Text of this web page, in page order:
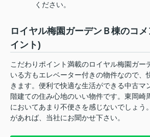
ください。
ロイヤル梅園ガーデンＢ棟のコ
イント)
こだわりポイント満載のロイヤル梅園ガー
いる方もエレベーター付きの物件なので、
きます。便利で快適な生活ができる中古マ
階建ての住み心地のいい物件です。東岡崎
においてあまり不便さを感じないでしょう
があれば、当社にお聞かせ下さい。